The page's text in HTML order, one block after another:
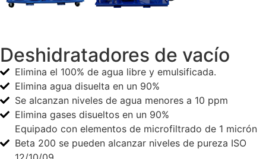
Deshidratadores de vacío
Elimina el 100% de agua libre y emulsificada.
Elimina agua disuelta en un 90%
Se alcanzan niveles de agua menores a 10 ppm
Elimina gases disueltos en un 90%
Equipado con elementos de microfiltrado de 1 micrón
Beta 200 se pueden alcanzar niveles de pureza ISO